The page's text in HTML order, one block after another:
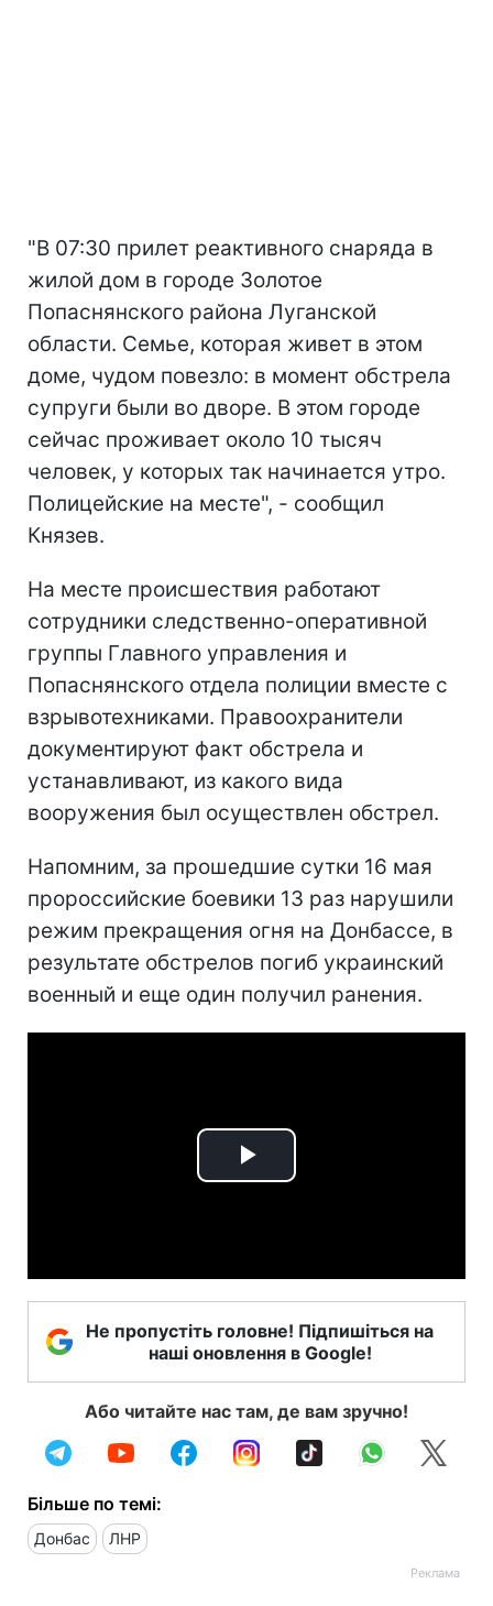
"В 07:30 прилет реактивного снаряда в
жилой дом в городе Золотое
Попаснянского района Луганской
области. Семье, которая живет в этом
доме, чудом повезло: в момент обстрела
супруги были во дворе. В этом городе
сейчас проживает около 10 тысяч
человек, у которых так начинается утро.
Полицейские на месте", - сообщил
Князев.
На месте происшествия работают
сотрудники следственно-оперативной
группы Главного управления и
Попаснянского отдела полиции вместе с
взрывотехниками. Правоохранители
документируют факт обстрела и
устанавливают, из какого вида
вооружения был осуществлен обстрел.
Напомним, за прошедшие сутки 16 мая
пророссийские боевики 13 раз нарушили
режим прекращения огня на Донбассе, в
результате обстрелов погиб украинский
военный и еще один получил ранения.
Play
Не пропустіть головне! Підпишіться на
наші оновлення в Google!
Або читайте нас там, де вам зручно!
Більше по темі:
Донбас ЛНР